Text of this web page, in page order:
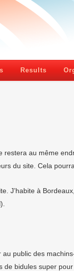
Results
restera au même
du site. Cela
J’habite à
public des
bidules super